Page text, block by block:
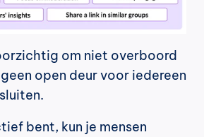
om niet overboord
open deur voor iedereen
bent, kun je mensen